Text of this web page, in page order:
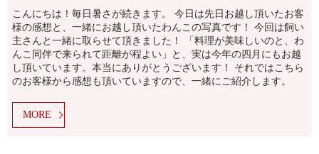
こんにちは！毎日暑さが続きます。 今日は先日お越し頂いたお客
様の感想と、一緒にお越し頂いたわんこの写真です！ 今回は飼い
主さんと一緒に取らせて頂きました！ 「料理が美味しいのと、わ
んこ同伴で来られて距離が程よい」と、実は今年の四月にもお越
し頂いています。本当にありがとうございます！ それではこちら
のお客様から感想も頂いていますので、一緒にご紹介します。
MORE